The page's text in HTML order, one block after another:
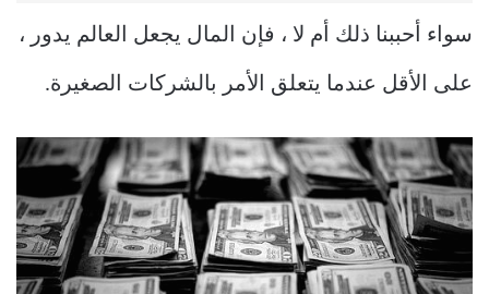
سواء أحببنا ذلك أم لا ، فإن المال يجعل العالم يدور ،
على الأقل عندما يتعلق الأمر بالشركات الصغيرة.